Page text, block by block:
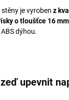
je vyroben z
o tloušťce 16 mm
dýhou.
upevnit